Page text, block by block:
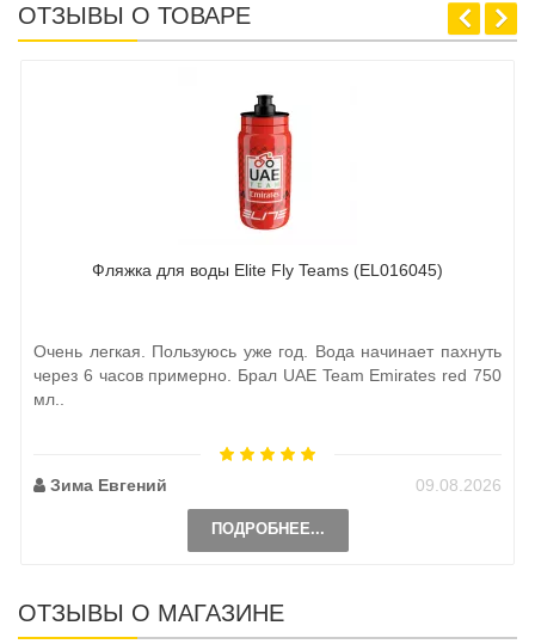
ОТЗЫВЫ О ТОВАРЕ
Фляжка для воды Elite Fly Teams (EL016045)
Очень легкая. Пользуюсь уже год. Вода начинает пахнуть
через 6 часов примерно. Брал UAE Team Emirates red 750
мл..
Зима Евгений 09.08.2026
ПОДРОБНЕЕ...
ОТЗЫВЫ О МАГАЗИНЕ